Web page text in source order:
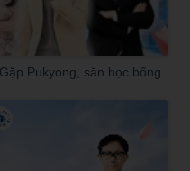
Pukyong, săn học bổng